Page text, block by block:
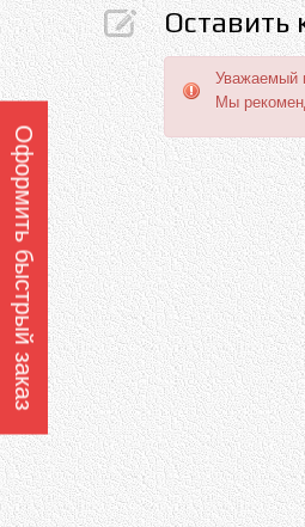
Оставить
Уважаемый
Мы
Оформить быстрый заказ